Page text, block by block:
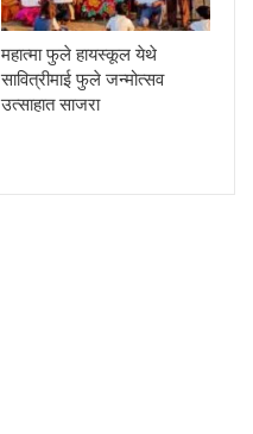
महात्मा फुले हायस्कूल येथे
सावित्रीमाई फुले जन्मोत्सव
उत्साहात साजरा